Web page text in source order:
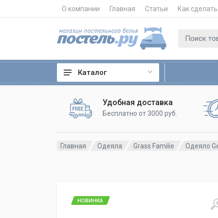
О компании Главная Статьи Как
Каталог
Удобная доставка
Бесплатно от 3000 руб.
Главная Одеяла Grass Familie Одеяло
НОВИНКА